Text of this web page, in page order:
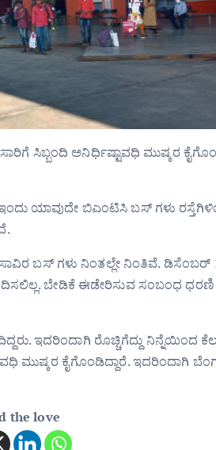
ಸಿಬ್ಬಂದಿ ಅನಿರ್ಧಿಷ್ಟಾವಧಿ ಮುಷ್ಕರ
ಯಾವುದೇ ಬಿಎಂಟಿಸಿ ಬಸ್ ಗಳು
ಸಾವಿರ ಬಸ್ ಗಳು ನಿಂತಲ್ಲೇ ನಿಂತಿವೆ. ಡಿಸೆಂಬರ್
ಬೇಡಿಕೆ ಈಡೇರಿಸುವ ಸಂಬಂಧ ಧರಣಿ
ಇದರಿಂದಾಗಿ ರೊಚ್ಚಿಗೆದ್ದು ನಿನ್ನೆಯಿಂದ
ಮುಷ್ಕರ ಕೈಗೊಂಡಿದ್ದಾರೆ. ಇದರಿಂದಾಗಿ
the love